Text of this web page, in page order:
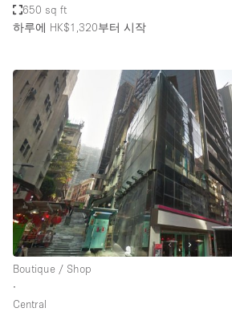
650 sq ft
하루에 HK$1,320부터 시작
Boutique / Shop
∙
Central